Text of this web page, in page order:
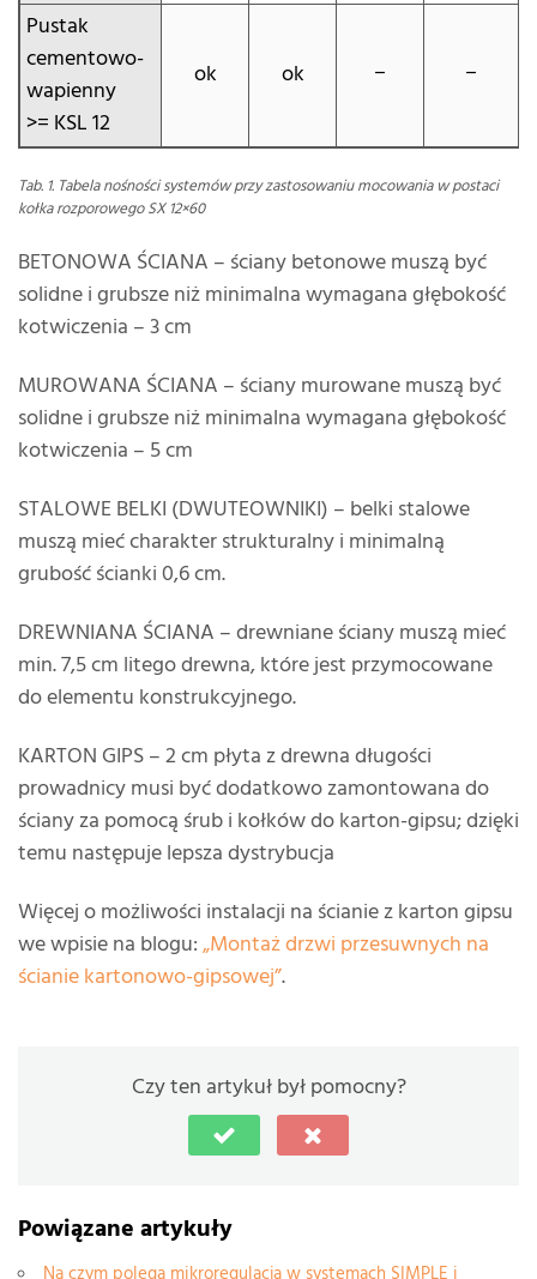
Pustak
cementowo-
wapienny
>= KSL 12
ok ok − −
Tab. 1. Tabela nośności systemów przy zastosowaniu mocowania w postaci
kołka rozporowego SX 12×60
BETONOWA ŚCIANA – ściany betonowe muszą być
solidne i grubsze niż minimalna wymagana głębokość
kotwiczenia – 3 cm
MUROWANA ŚCIANA – ściany murowane muszą być
solidne i grubsze niż minimalna wymagana głębokość
kotwiczenia – 5 cm
STALOWE BELKI (DWUTEOWNIKI) – belki stalowe
muszą mieć charakter strukturalny i minimalną
grubość ścianki 0,6 cm.
DREWNIANA ŚCIANA – drewniane ściany muszą mieć
min. 7,5 cm litego drewna, które jest przymocowane
do elementu konstrukcyjnego.
KARTON GIPS – 2 cm płyta z drewna długości
prowadnicy musi być dodatkowo zamontowana do
ściany za pomocą śrub i kołków do karton-gipsu; dzięki
temu następuje lepsza dystrybucja
Więcej o możliwości instalacji na ścianie z karton gipsu
we wpisie na blogu:„Montaż drzwi przesuwnych na
ścianie kartonowo-gipsowej”.
Czy ten artykuł był pomocny?
Powiązane artykuły